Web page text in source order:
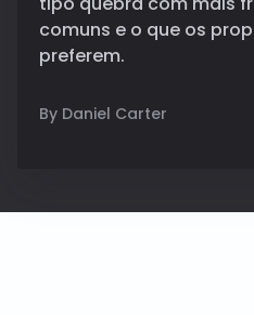
comuns e o que os
preferem.
By Daniel Carter